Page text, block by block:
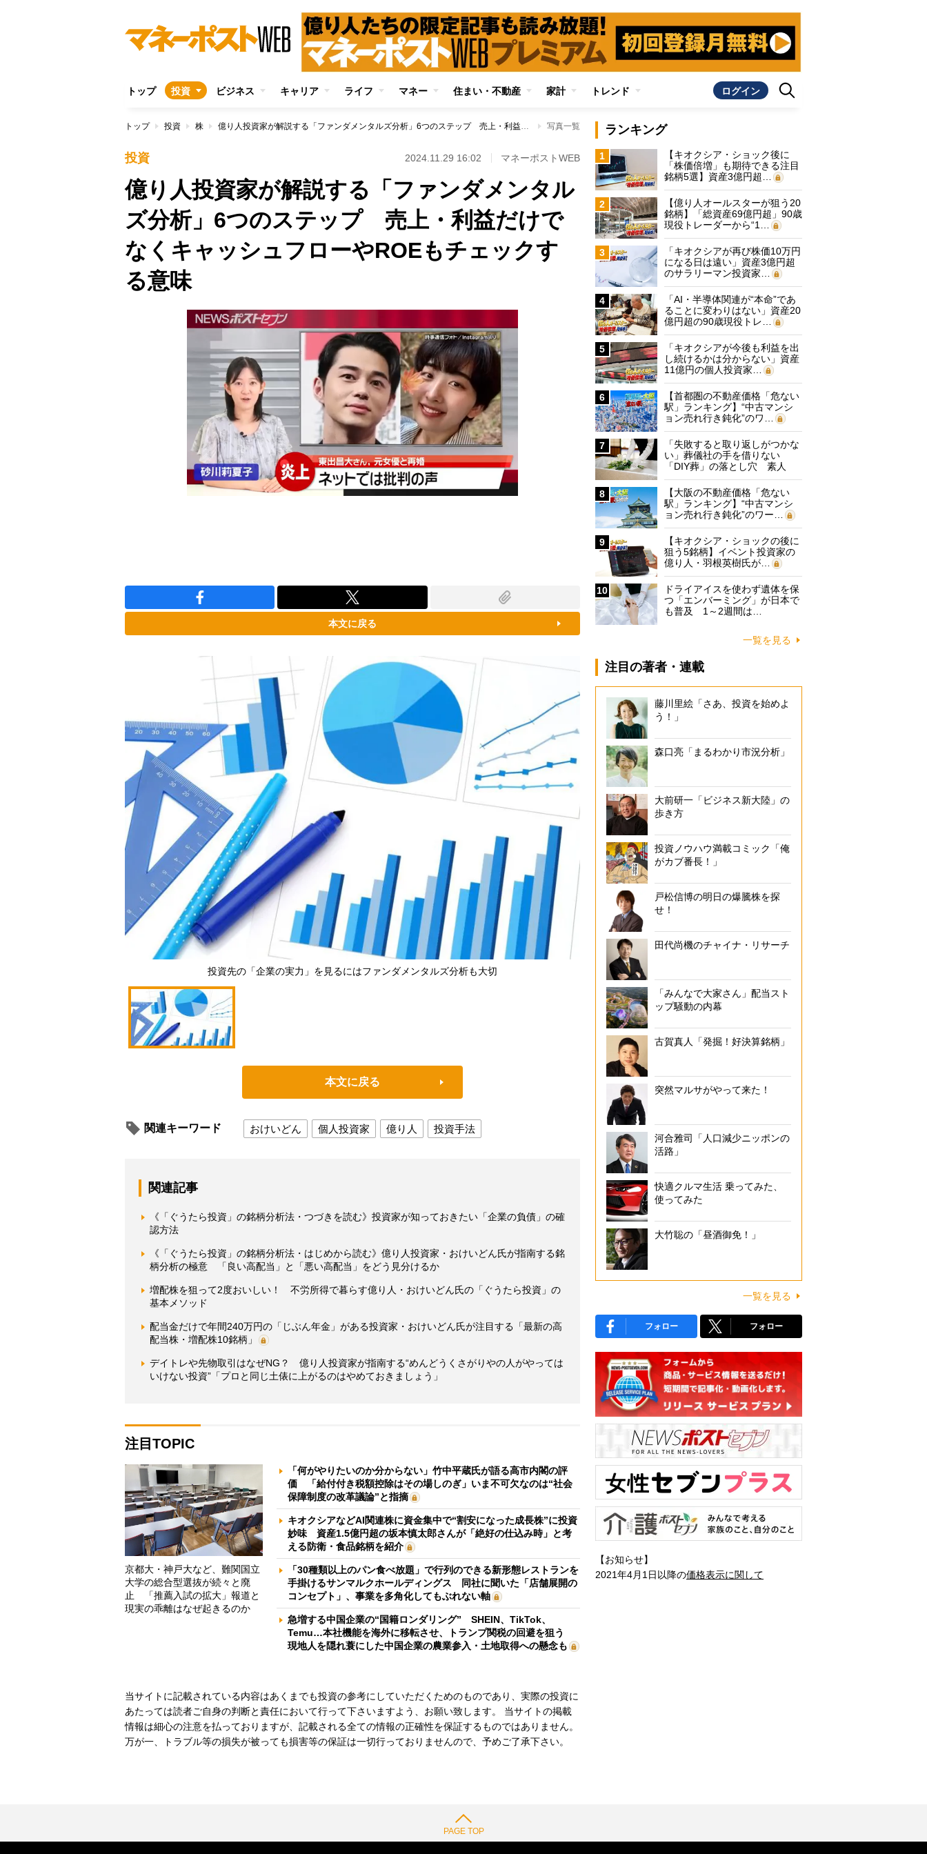
トップ 投資 ビジネス キャリア ライフ マネー 住まい・不動産 家計 トレンド ログイン
トップ 投資 株 億り人投資家が解説する「ファンダメンタルズ分析」6つのステップ 売上・利益だけでなくキャッシュフローやROEもチェックする意味 写真一覧
投資 2024.11.29 16:02 マネーポストWEB
億り人投資家が解説する「ファンダメンタル
ズ分析」6つのステップ 売上・利益だけで
なくキャッシュフローやROEもチェックす
る意味
本文に戻る
投資先の「企業の実力」を見るにはファンダメンタルズ分析も大切
本文に戻る
関連キーワード おけいどん 個人投資家 億り人 投資手法
関連記事
《「ぐうたら投資」の銘柄分析法・つづきを読む》投資家が知っておきたい「企業の負債」の確
認方法
《「ぐうたら投資」の銘柄分析法・はじめから読む》億り人投資家・おけいどん氏が指南する銘
柄分析の極意 「良い高配当」と「悪い高配当」をどう見分けるか
増配株を狙って2度おいしい！ 不労所得で暮らす億り人・おけいどん氏の「ぐうたら投資」の
基本メソッド
配当金だけで年間240万円の「じぶん年金」がある投資家・おけいどん氏が注目する「最新の高
配当株・増配株10銘柄」
デイトレや先物取引はなぜNG？ 億り人投資家が指南する“めんどうくさがりやの人がやっては
いけない投資”「プロと同じ土俵に上がるのはやめておきましょう」
注目TOPIC
京都大・神戸大など、難関国立
大学の総合型選抜が続々と廃
止 「推薦入試の拡大」報道と
現実の乖離はなぜ起きるのか
「何がやりたいのか分からない」竹中平蔵氏が語る高市内閣の評
価 「給付付き税額控除はその場しのぎ」いま不可欠なのは“社会
保障制度の改革議論”と指摘
キオクシアなどAI関連株に資金集中で“割安になった成長株”に投資
妙味 資産1.5億円超の坂本慎太郎さんが「絶好の仕込み時」と考
える防衛・食品銘柄を紹介
「30種類以上のパン食べ放題」で行列のできる新形態レストランを
手掛けるサンマルクホールディングス 同社に聞いた「店舗展開の
コンセプト」、事業を多角化してもぶれない軸
急増する中国企業の“国籍ロンダリング” SHEIN、TikTok、
Temu…本社機能を海外に移転させ、トランプ関税の回避を狙う
現地人を隠れ蓑にした中国企業の農業参入・土地取得への懸念も
当サイトに記載されている内容はあくまでも投資の参考にしていただくためのものであり、実際の投資に
あたっては読者ご自身の判断と責任において行って下さいますよう、お願い致します。 当サイトの掲載
情報は細心の注意を払っておりますが、記載される全ての情報の正確性を保証するものではありません。
万が一、トラブル等の損失が被っても損害等の保証は一切行っておりませんので、予めご了承下さい。
ランキング
1
【キオクシア・ショック後に
「株価倍増」も期待できる注目
銘柄5選】資産3億円超…
2
【億り人オールスターが狙う20
銘柄】「総資産69億円超」90歳
現役トレーダーから“1…
3
「キオクシアが再び株価10万円
になる日は遠い」資産3億円超
のサラリーマン投資家…
4
「AI・半導体関連が“本命”であ
ることに変わりはない」資産20
億円超の90歳現役トレ…
5
「キオクシアが今後も利益を出
し続けるかは分からない」資産
11億円の個人投資家…
6
【首都圏の不動産価格「危ない
駅」ランキング】“中古マンシ
ョン売れ行き鈍化”のワ…
7
「失敗すると取り返しがつかな
い」葬儀社の手を借りない
「DIY葬」の落とし穴 素人
に…
8
【大阪の不動産価格「危ない
駅」ランキング】“中古マンシ
ョン売れ行き鈍化”のワー…
9
【キオクシア・ショックの後に
狙う5銘柄】イベント投資家の
億り人・羽根英樹氏が…
10
ドライアイスを使わず遺体を保
つ「エンバーミング」が日本で
も普及 1～2週間は…
一覧を見る
注目の著者・連載
藤川里絵「さあ、投資を始めよ
う！」
森口亮「まるわかり市況分析」
大前研一「ビジネス新大陸」の
歩き方
投資ノウハウ満載コミック「俺
がカブ番長！」
戸松信博の明日の爆騰株を探
せ！
田代尚機のチャイナ・リサーチ
「みんなで大家さん」配当スト
ップ騒動の内幕
古賀真人「発掘！好決算銘柄」
突然マルサがやって来た！
河合雅司「人口減少ニッポンの
活路」
快適クルマ生活 乗ってみた、
使ってみた
大竹聡の「昼酒御免！」
一覧を見る
フォロー フォロー
【お知らせ】
2021年4月1日以降の価格表示に関して
PAGE TOP